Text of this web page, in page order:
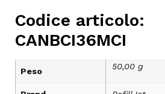
Codice articolo:
CANBCI36MCI
Peso 50,00 g